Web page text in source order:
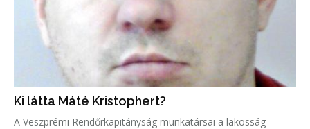
Ki látta Máté Kristophert?
A Veszprémi Rendőrkapitányság munkatársai a lakosság